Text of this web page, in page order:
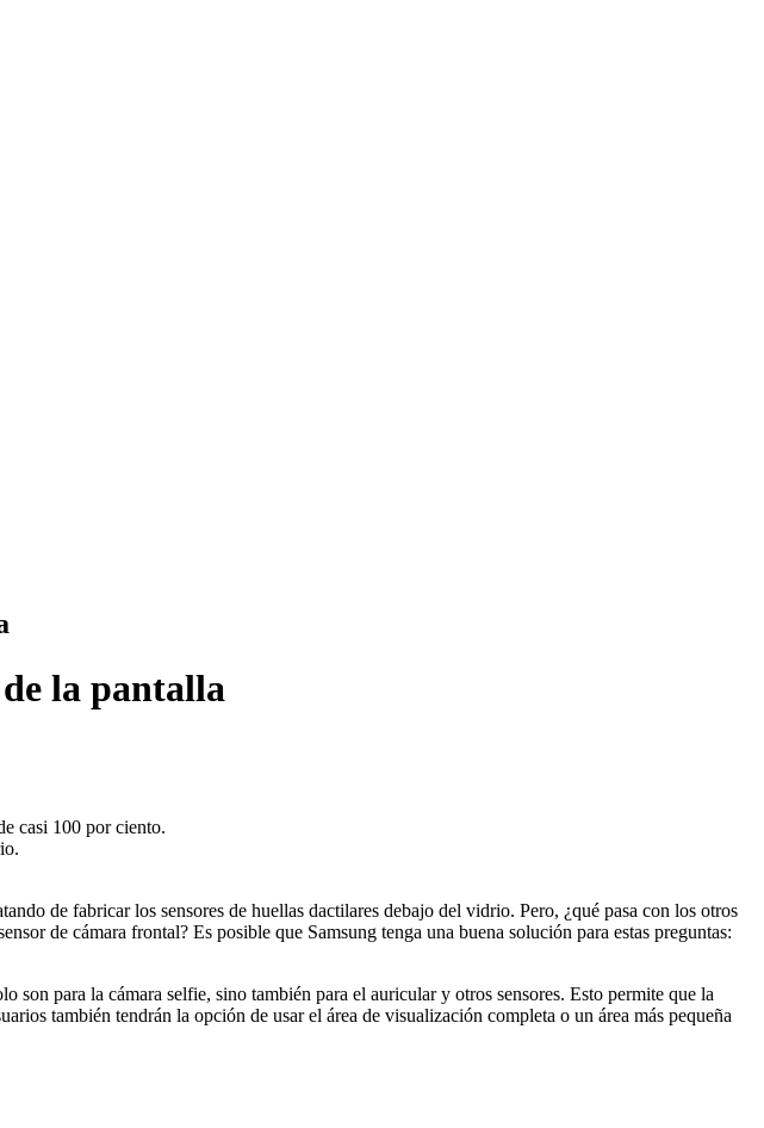
la pantalla
casi 100 por ciento.
de fabricar los sensores de huellas dactilares debajo del vidrio. Pero, ¿qué pasa con los otros
de cámara frontal? Es posible que Samsung tenga una buena solución para estas preguntas:
para la cámara selfie, sino también para el auricular y otros sensores. Esto permite que la
también tendrán la opción de usar el área de visualización completa o un área más pequeña